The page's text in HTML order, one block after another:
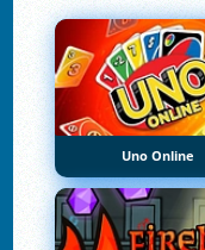
Uno Online